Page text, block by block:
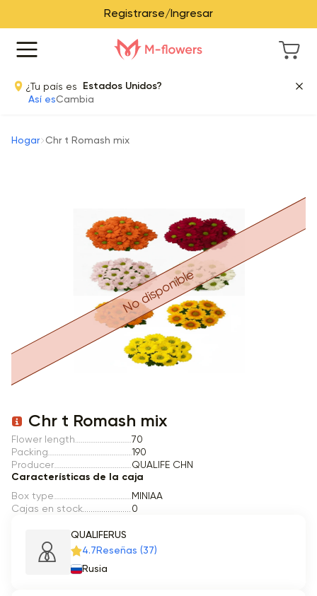
Registrarse/Ingresar
¿Tu país es
Estados Unidos?
Así esCambia
Hogar Chr t Romash mix
Item 1 of 1
No disponible
Chr t Romash mix
Flower length
70
Packing
190
Producer
QUALIFE CHN
Características de la caja
Box type
MINIAA
Cajas en stock
0
QUALIFERUS
4.7 Reseñas (37)
Rusia